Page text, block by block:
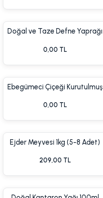
Doğal ve Taze Defne Yaprağı
0,00 TL
Ebegümeci Çiçeği Kurutulmuş
0,00 TL
Ejder Meyvesi 1kg (5-8 Adet)
209,00 TL